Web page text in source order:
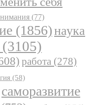
(77)
(1856)наука
(3105)
работа (278)
(58)
саморазвитие